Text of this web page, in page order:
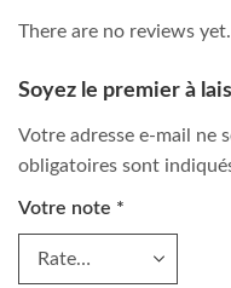
There are no reviews yet.
Soyez le premier à
Votre adresse e-mail ne
obligatoires sont
Votre note *